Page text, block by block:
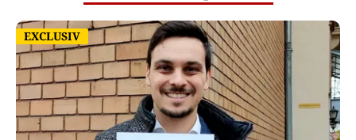
EXCLUSIV
EXCLUSIV